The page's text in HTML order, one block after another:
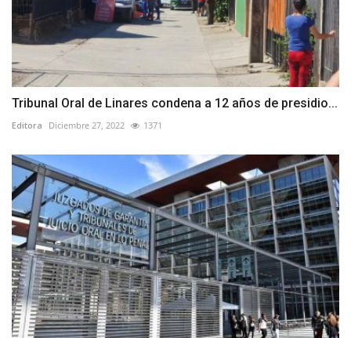
Tribunal Oral de Linares condena a 12 años de presidio...
Editora Diciembre 27, 2022 1371